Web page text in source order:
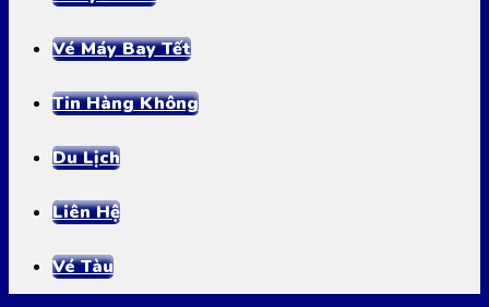
Vé Máy Bay Tết
Tin Hàng Không
Du Lịch
Liên Hệ
Vé Tàu